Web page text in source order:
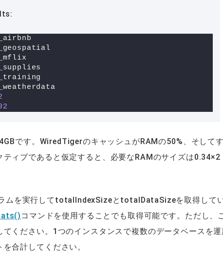
です。WiredTigerのキャッシュがRAMの50%、そして
ィブであると仮定すると、必要なRAMのサイズは0.34×2
ムを実行してtotalIndexSizeとtotalDataSizeを取得して
コマンドを使用することでも取得可能です。ただし、
ください。1つのインスタンスで複数のデータベースを運
合計してください。